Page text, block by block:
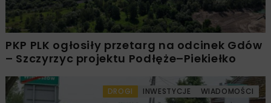
PKP PLK ogłosiły przetarg na odcinek Gdów
– Szczyrzyc projektu Podłęże–Piekiełko
DROGI INWESTYCJE WIADOMOŚCI